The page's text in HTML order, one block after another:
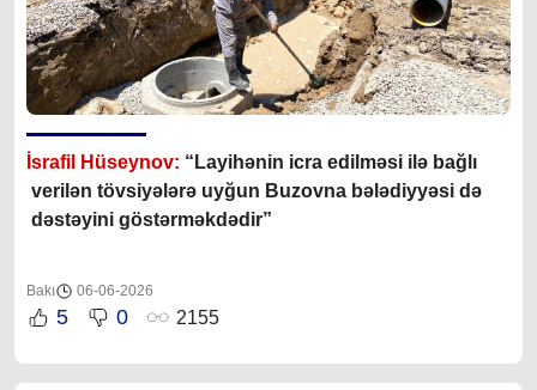
İsrafil Hüseynov: “Layihənin icra edilməsi ilə bağlı
verilən tövsiyələrə uyğun Buzovna bələdiyyəsi də
dəstəyini göstərməkdədir”
Bakı 06-06-2026
5 0 2155